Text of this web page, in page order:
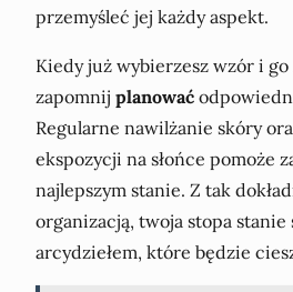
przemyśleć jej każdy aspekt.
Kiedy już wybierzesz wzór i
zapomnij planować
Regularne nawilżanie skóry
ekspozycji na słońce pomoże
najlepszym stanie. Z tak
organizacją, twoja stopa
arcydziełem, które będzie